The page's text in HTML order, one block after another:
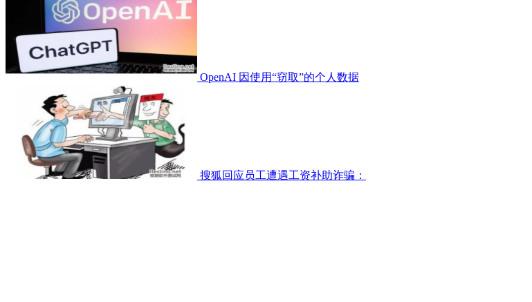
OpenAI 因使用“窃取”的个人数据
搜狐回应员工遭遇工资补助诈骗：